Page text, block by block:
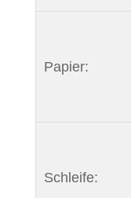
Papier:
Schleife: